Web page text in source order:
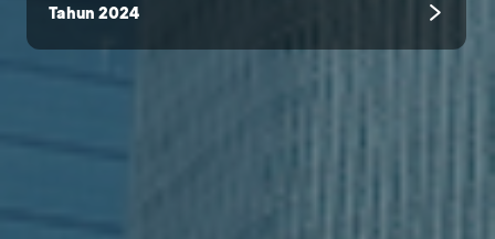
Tahun 2024